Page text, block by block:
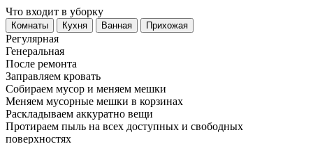
Что входит в уборку
Регу­лярная
Гене­ральная
После ремонта
Заправляем кровать
Собираем мусор и меняем мешки
Меняем мусорные мешки в корзинах
Раскладываем аккуратно вещи
Протираем пыль на всех доступных и свободных
поверхностях